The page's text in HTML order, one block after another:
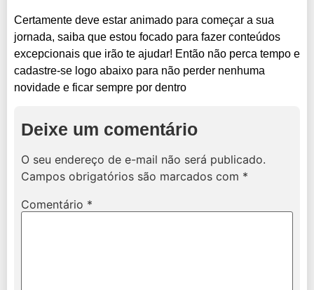
Certamente deve estar animado para começar a sua
jornada, saiba que estou focado para fazer conteúdos
excepcionais que irão te ajudar! Então não perca tempo e
cadastre-se logo abaixo para não perder nenhuma
novidade e ficar sempre por dentro
Deixe um comentário
O seu endereço de e-mail não será publicado.
Campos obrigatórios são marcados com *
Comentário *